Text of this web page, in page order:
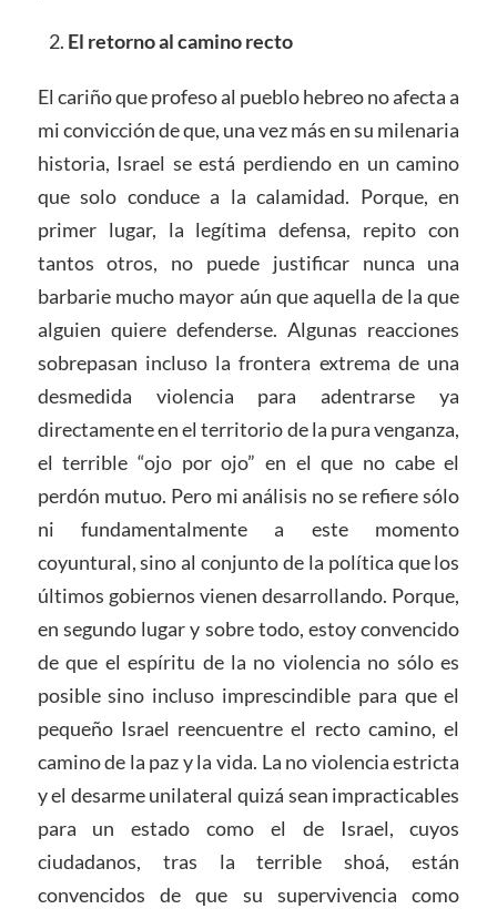
El retorno al camino recto
El cariño que profeso al pueblo hebreo no afecta a
mi convicción de que, una vez más en su milenaria
historia, Israel se está perdiendo en un camino
que solo conduce a la calamidad. Porque, en
primer lugar, la legítima defensa, repito con
tantos otros, no puede justificar nunca una
barbarie mucho mayor aún que aquella de la que
alguien quiere defenderse. Algunas reacciones
sobrepasan incluso la frontera extrema de una
desmedida violencia para adentrarse ya
directamente en el territorio de la pura venganza,
el terrible “ojo por ojo” en el que no cabe el
perdón mutuo. Pero mi análisis no se refiere sólo
ni fundamentalmente a este momento
coyuntural, sino al conjunto de la política que los
últimos gobiernos vienen desarrollando. Porque,
en segundo lugar y sobre todo, estoy convencido
de que el espíritu de la no violencia no sólo es
posible sino incluso imprescindible para que el
pequeño Israel reencuentre el recto camino, el
camino de la paz y la vida. La no violencia estricta
y el desarme unilateral quizá sean impracticables
para un estado como el de Israel, cuyos
ciudadanos, tras la terrible shoá, están
convencidos de que su supervivencia como